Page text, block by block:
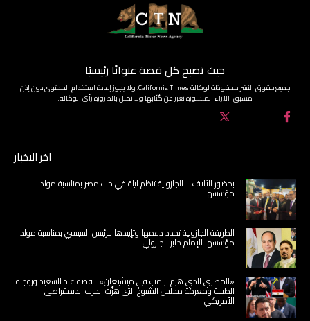
حيث تصبح كل قصة عنوانًا رئيسيًا
جميع حقوق النشر محفوظة لوكالة California Times، ولا يجوز إعادة استخدام المحتوى دون إذن
مسبق. الآراء المنشورة تعبر عن كُتّابها ولا تمثل بالضرورة رأي الوكالة.
اخر الاخبار
بحضور الآلاف …الجازولية تنظم ليلة في حب مصر بمناسبة مولد
مؤسسها
الطريقة الجازولية تجدد دعمها وتإييدها للرئيس السيسي بمناسبة مولد
مؤسسها الإمام جابر الجازولي
«المصري الذي هزم ترامب في ميشيغان».. قصة عبد السعيد وزوجته
الطبيبة ومعركة مجلس الشيوخ التي هزّت الحزب الديمقراطي
الأمريكي